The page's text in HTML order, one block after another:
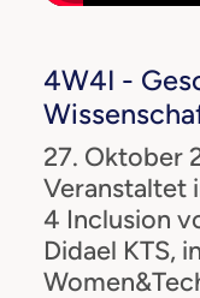
4W4I -
27. Oktober
Veranstaltet
4 Inclusion
Didael KTS,